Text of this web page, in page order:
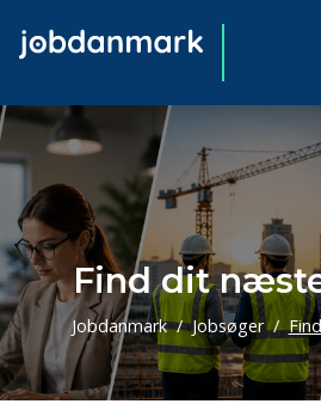
Find dit
Jobdanmark Jobsøger